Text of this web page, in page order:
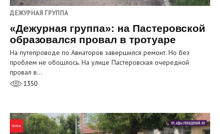
ДЕЖУРНАЯ ГРУППА
«Дежурная группа»: на Пастеровской
образовался провал в тротуаре
На путепроводе по Авиаторов завершился ремонт. Но без
проблем не обошлось. На улице Пастеровская очередной
провал в…
1350